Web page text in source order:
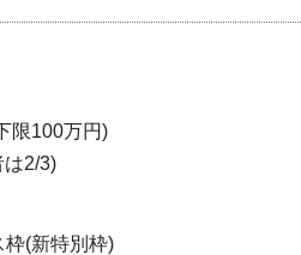
限100万円)
は2/3)
枠(新特別枠)